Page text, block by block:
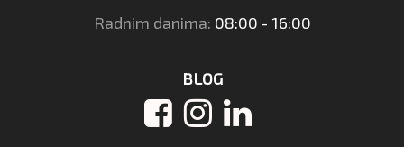
Radnim danima: 08:00 - 16:00
BLOG